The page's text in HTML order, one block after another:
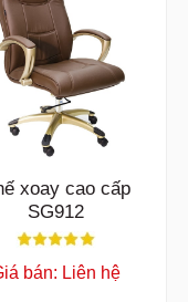
xoay cao cấp
SG912
bán: Liên hệ